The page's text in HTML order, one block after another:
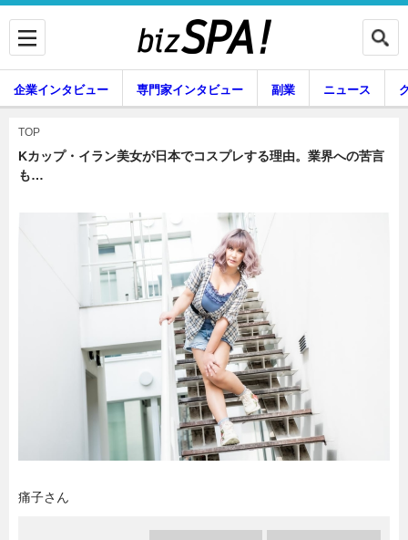
企業インタビュー 専門家インタビュー
グルメ スキル
エンタメ
企業インタビュー 専門家インタビュー 副業 ニュース
暮らし
TOP
Kカップ・イラン美女が日本でコスプレする理由。業界への苦言
も…
痛子さん